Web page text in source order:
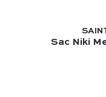
Sac Niki